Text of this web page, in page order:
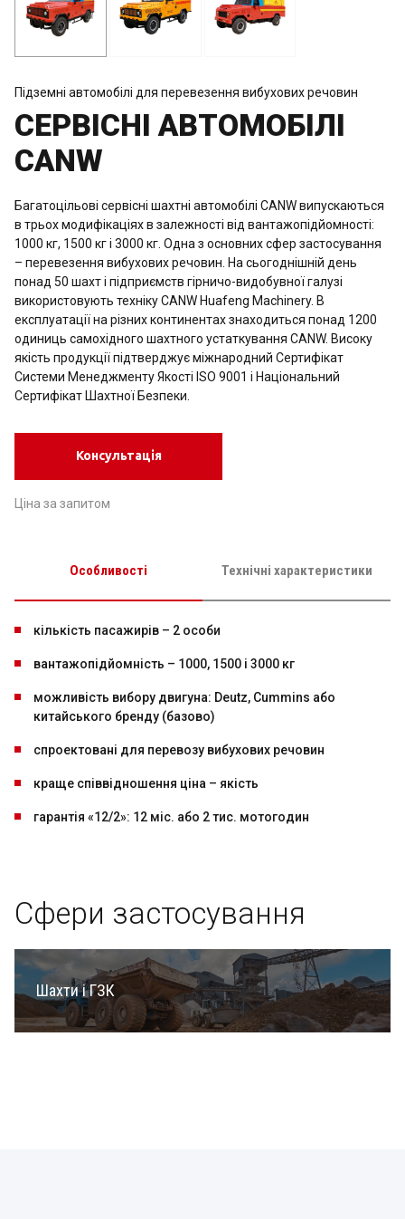
Підземні автомобілі для перевезення вибухових речовин
СЕРВІСНІ АВТОМОБІЛІ
CANW
Багатоцільові сервісні шахтні автомобілі CANW випускаються
в трьох модифікаціях в залежності від вантажопідйомності:
1000 кг, 1500 кг і 3000 кг. Одна з основних сфер застосування
– перевезення вибухових речовин. На сьогоднішній день
понад 50 шахт і підприємств гірничо-видобувної галузі
використовують техніку CANW Huafeng Machinery. В
експлуатації на різних континентах знаходиться понад 1200
одиниць самохідного шахтного устаткування CANW. Високу
якість продукції підтверджує міжнародний Сертифікат
Системи Менеджменту Якості ISO 9001 і Національний
Сертифікат Шахтної Безпеки.
Консультація
Ціна за запитом
Особливості Технічні характеристики
кількість пасажирів – 2 особи
вантажопідйомність – 1000, 1500 і 3000 кг
можливість вибору двигуна: Deutz, Cummins або
китайського бренду (базово)
спроектовані для перевозу вибухових речовин
краще співвідношення ціна – якість
гарантія «12/2»: 12 міс. або 2 тис. мотогодин
Сфери застосування
Шахти і ГЗК